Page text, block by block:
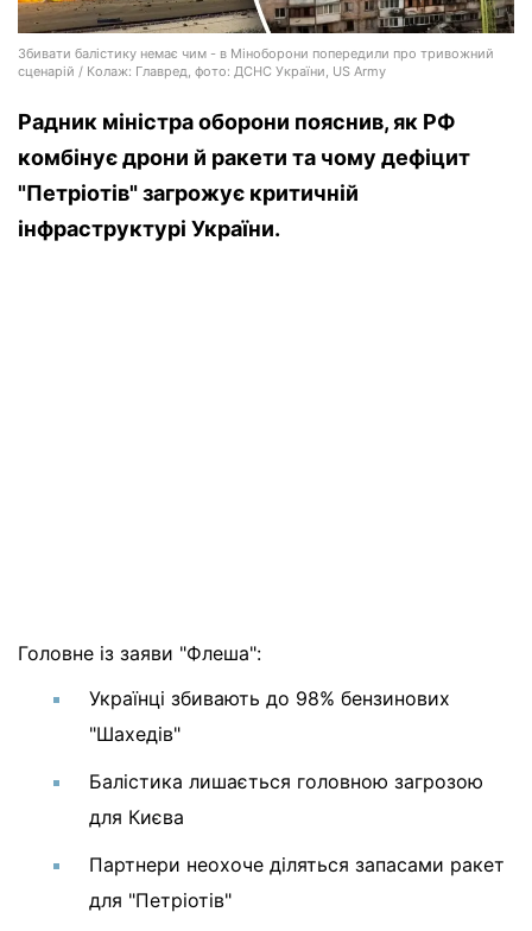
Збивати балістику немає чим - в Міноборони попередили про тривожний
сценарій / Колаж: Главред, фото: ДСНС України, US Army
Радник міністра оборони пояснив, як РФ
комбінує дрони й ракети та чому дефіцит
"Петріотів" загрожує критичній
інфраструктурі України.
Головне із заяви "Флеша":
Українці збивають до 98% бензинових
"Шахедів"
Балістика лишається головною загрозою
для Києва
Партнери неохоче діляться запасами ракет
для "Петріотів"